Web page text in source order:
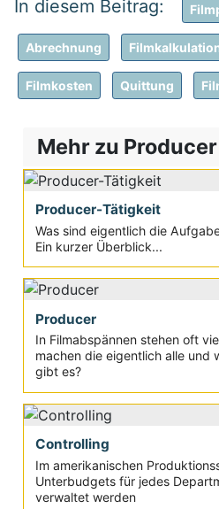
Abrechnung
Filmkosten Quittung
Mehr zu
Producer-Tätigkeit
Was sind eigentlich die
Ein kurzer Überblick...
Producer
In Filmabspännen stehen oft
machen die eigentlich alle und
gibt es?
Controlling
Im amerikanischen
Unterbudgets für jedes
verwaltet werden